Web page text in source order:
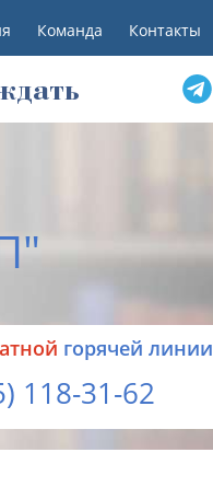
Команда Контакты
горячей линии
118-31-62